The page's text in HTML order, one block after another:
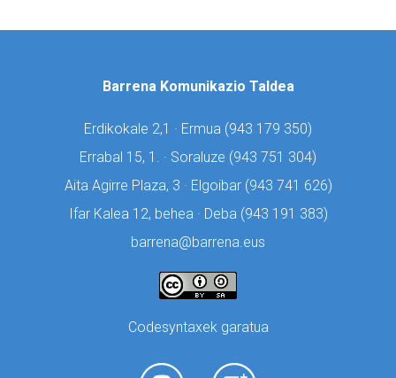
Barrena Komunikazio Taldea
Erdikokale 2,1 · Ermua (943 179 350)
Errabal 15, 1. · Soraluze (943 751 304)
Aita Agirre Plaza, 3 · Elgoibar (943 741 626)
Ifar Kalea 12, behea · Deba (943 191 383)
barrena@barrena.eus
Codesyntaxek garatua